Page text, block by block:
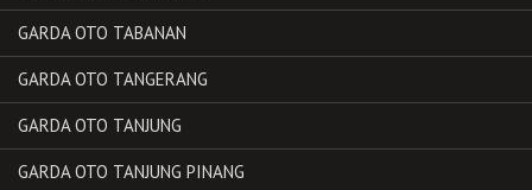
GARDA OTO TABANAN
GARDA OTO TANGERANG
GARDA OTO TANJUNG
GARDA OTO TANJUNG PINANG